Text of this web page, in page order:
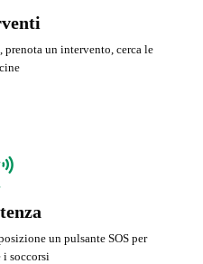
un intervento, cerca le
un pulsante SOS per
i soccorsi